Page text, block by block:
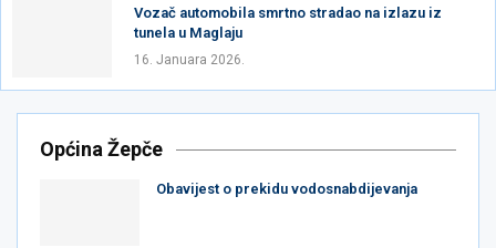
Općina Žepče
Obavijest o prekidu vodosnabdijevanja
Vozač automobila smrtno stradao na izlazu iz
tunela u Maglaju
16. Januara 2026.